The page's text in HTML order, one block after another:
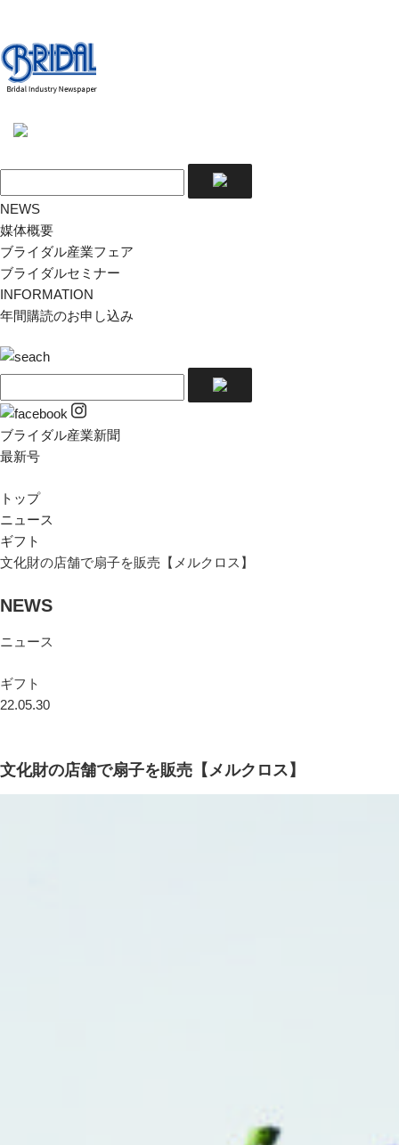
NEWS
媒体概要
ブライダル産業フェア
ブライダルセミナー
INFORMATION
年間購読のお申し込み
ブライダル産業新聞
最新号
トップ
ニュース
ギフト
文化財の店舗で扇子を販売【メルクロス】
NEWS
ニュース
ギフト
22.05.30
文化財の店舗で扇子を販売【メルクロス】